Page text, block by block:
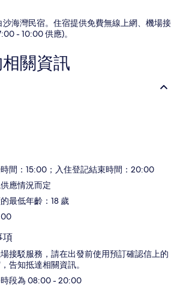
海灣民宿。住宿提供免費無線上網、機場接
- 10:00 供應)。
關資訊
間：15:00；入住登記結束時間：20:00
應情況而定
最低年齡：18 歲
項
接駁服務，請在出發前使用預訂確認信上的
告知抵達相關資訊。
段為 08:00 - 20:00